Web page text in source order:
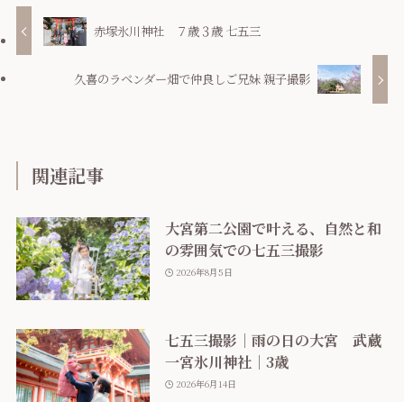
赤塚氷川神社 ７歳３歳 七五三
久喜のラベンダー畑で仲良しご兄妹 親子撮影
関連記事
大宮第二公園で叶える、自然と和
の雰囲気での七五三撮影
2026年8月5日
七五三撮影｜雨の日の大宮 武蔵
一宮氷川神社｜3歳
2026年6月14日